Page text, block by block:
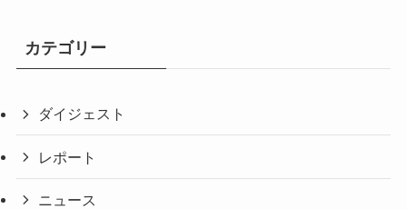
カテゴリー
ダイジェスト
レポート
ニュース